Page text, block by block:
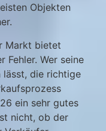
Objekten
Markt bietet
Fehler. Wer seine
lässt, die richtige
ein sehr gutes
nicht, ob der